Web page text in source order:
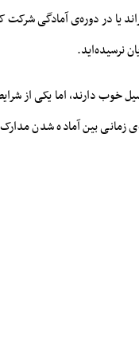
یا در دوره‌ی آمادگی
نرسیده‌اید.
دارند، اما یکی از
بین آماده شدن مدارک،